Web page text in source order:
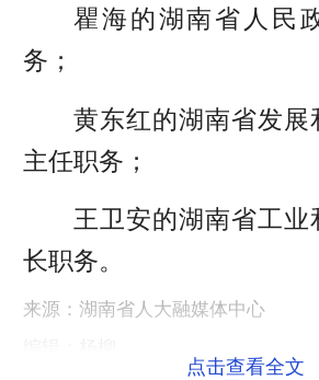
瞿海的湖南省人民
务；
黄东红的湖南省发展
主任职务；
王卫安的湖南省工业
长职务。
来源：湖南省人大融媒体中心
点击查看全文